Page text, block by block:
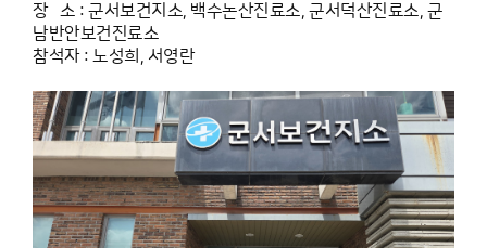
장 소 : 군서보건지소, 백수논산진료소, 군서덕산진료소, 군
남반안보건진료소
참석자 : 노성희, 서영란